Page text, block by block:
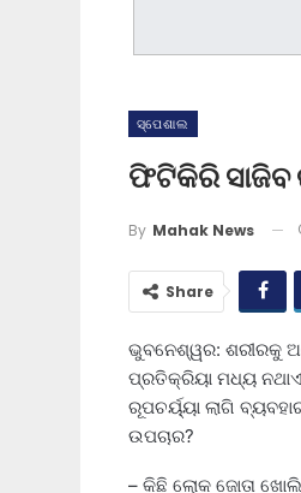
ସ୍ପେଶାଲ
ଫିଟିକିରି ସାଜିବ
By Mahak News
Share
ଭୁବନେଶ୍ୱର: ଶରୀରକୁ
ପ୍ରତିକ୍ରିୟା ମଧ୍ୟ
ରୂପଚର୍ୟ୍ୟା ଲାଗି
ଉପଚାର?
– କିଛି ଲୋକ ଜୋତା